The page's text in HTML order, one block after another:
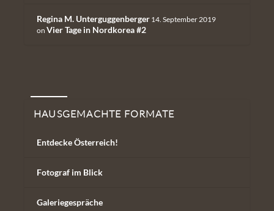
Regina M. Unterguggenberger 14. September 2019
on Vier Tage in Nordkorea #2
Hausgemachte Formate
HAUSGEMACHTE FORMATE
Entdecke Österreich!
Fotograf im Blick
Galeriegespräche